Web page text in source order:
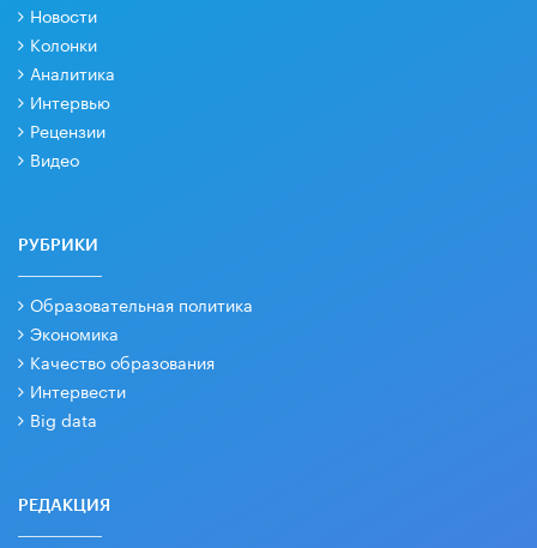
Новости
Колонки
Аналитика
Интервью
Рецензии
Видео
РУБРИКИ
Образовательная политика
Экономика
Качество образования
Интервести
Big data
РЕДАКЦИЯ